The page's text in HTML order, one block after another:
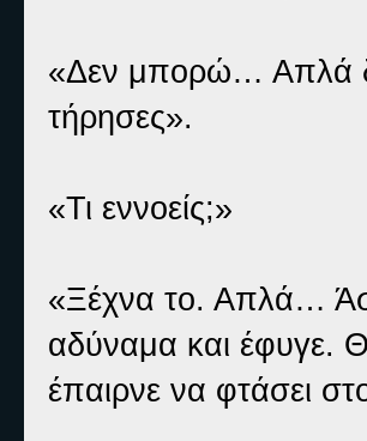
«Δεν μπορώ… Απλά
τήρησες».
«Τι εννοείς;»
«Ξέχνα το. Απλά…
αδύναμα και έφυγε.
έπαιρνε να φτάσει